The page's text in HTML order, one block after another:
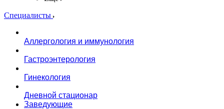
Специалисты
Аллергология и иммунология
Гастроэнтерология
Гинекология
Дневной стационар
Заведующие